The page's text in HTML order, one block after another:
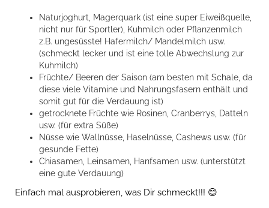
Naturjoghurt, Magerquark (ist eine super Eiweißquelle,
nicht nur für Sportler), Kuhmilch oder Pflanzenmilch
z.B. ungesüsste! Hafermilch/ Mandelmilch usw.
(schmeckt lecker und ist eine tolle Abwechslung zur
Kuhmilch)
Früchte/ Beeren der Saison (am besten mit Schale, da
diese viele Vitamine und Nahrungsfasern enthält und
somit gut für die Verdauung ist)
getrocknete Früchte wie Rosinen, Cranberrys, Datteln
usw. (für extra Süße)
Nüsse wie Wallnüsse, Haselnüsse, Cashews usw. (für
gesunde Fette)
Chiasamen, Leinsamen, Hanfsamen usw. (unterstützt
eine gute Verdauung)
Einfach mal ausprobieren, was Dir schmeckt!!! 😊